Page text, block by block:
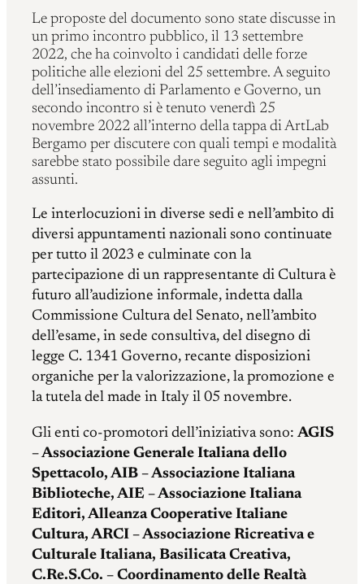
Le proposte del documento sono state discusse in
un primo incontro pubblico, il 13 settembre
2022, che ha coinvolto i candidati delle forze
politiche alle elezioni del 25 settembre. A seguito
dell’insediamento di Parlamento e Governo, un
secondo incontro si è tenuto venerdì 25
novembre 2022 all’interno della tappa di ArtLab
Bergamo per discutere con quali tempi e modalità
sarebbe stato possibile dare seguito agli impegni
assunti.
Le interlocuzioni in diverse sedi e nell’ambito di
diversi appuntamenti nazionali sono continuate
per tutto il 2023 e culminate con la
partecipazione di un rappresentante di Cultura è
futuro all’audizione informale, indetta dalla
Commissione Cultura del Senato, nell’ambito
dell’esame, in sede consultiva, del disegno di
legge C. 1341​ Governo, recante disposizioni
organiche per la valorizzazione, la promozione e
la tutela del made in Italy il 05 novembre.
Gli enti co-promotori dell’iniziativa sono:AGIS
– Associazione Generale Italiana dello
Spettacolo, AIB – Associazione Italiana
Biblioteche, AIE – Associazione Italiana
Editori, Alleanza Cooperative Italiane
Cultura, ARCI – Associazione Ricreativa e
Culturale Italiana, Basilicata Creativa,
C.Re.S.Co. – Coordinamento delle Realtà